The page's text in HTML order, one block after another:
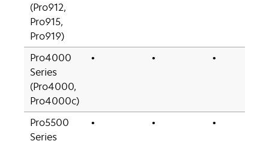
(Pro912,
Pro915,
Pro919)
Pro4000
Series
(Pro4000,
Pro4000c)
• • •
Pro5500
Series
• • •